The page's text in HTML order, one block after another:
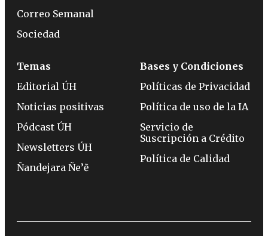
Correo Semanal
Sociedad
Temas
Editorial ÚH
Noticias positivas
Pódcast ÚH
Newsletters ÚH
Ñandejara Ñe’ẽ
Bases y Condiciones
Políticas de Privacidad
Política de uso de la IA
Servicio de
Suscripción a Crédito
Política de Calidad